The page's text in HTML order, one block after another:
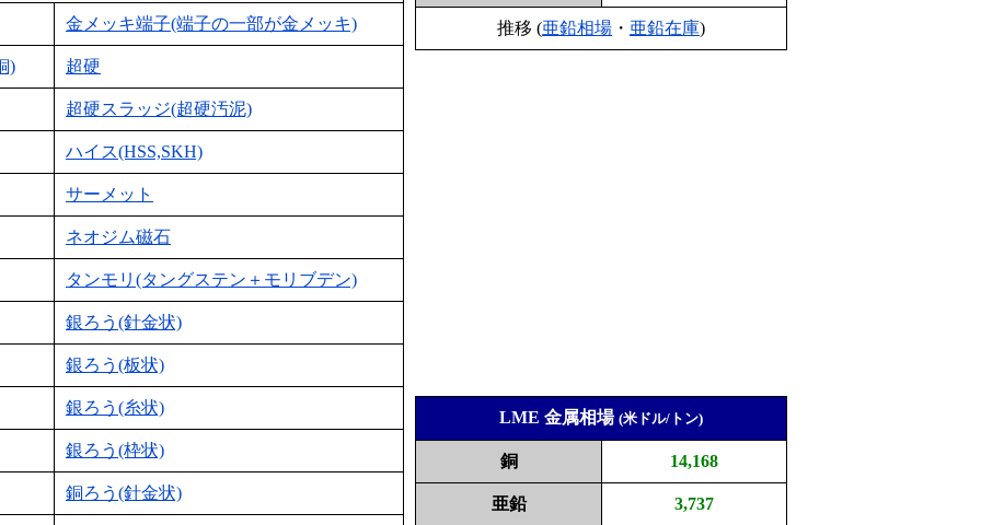
金メッキ端子(端子の一部が金メッキ)
) 超硬
超硬スラッジ(超硬汚泥)
ハイス(HSS,SKH)
サーメット
ネオジム磁石
タンモリ(タングステン＋モリブデン)
銀ろう(針金状)
銀ろう(板状)
銀ろう(糸状)
銀ろう(枠状)
銅ろう(針金状)
推移 (亜鉛相場 ・ 亜鉛在庫)
LME 金属相場 (米ドル/トン)
銅 14,168
亜鉛 3,737